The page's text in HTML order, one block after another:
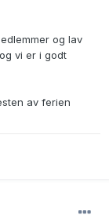
og lav
vi er i godt
av ferien